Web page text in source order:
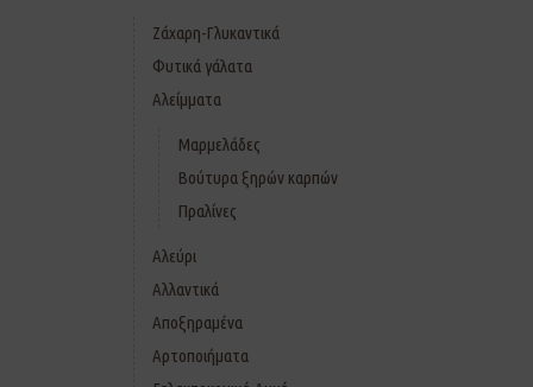
Ζάχαρη-Γλυκαντικά
Φυτικά γάλατα
Αλείμματα
Μαρμελάδες
Βούτυρα ξηρών καρπών
Πραλίνες
Αλεύρι
Αλλαντικά
Αποξηραμένα
Αρτοποιήματα